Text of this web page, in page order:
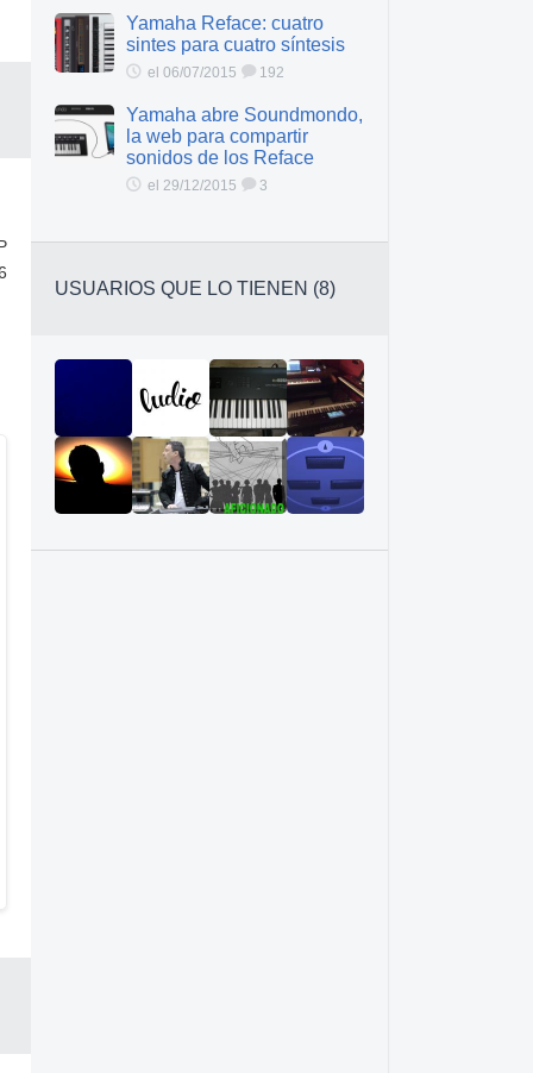
Yamaha Reface: cuatro
sintes para cuatro síntesis
el 06/07/2015 192
Yamaha abre Soundmondo,
la web para compartir
sonidos de los Reface
el 29/12/2015 3
USUARIOS QUE LO TIENEN (8)